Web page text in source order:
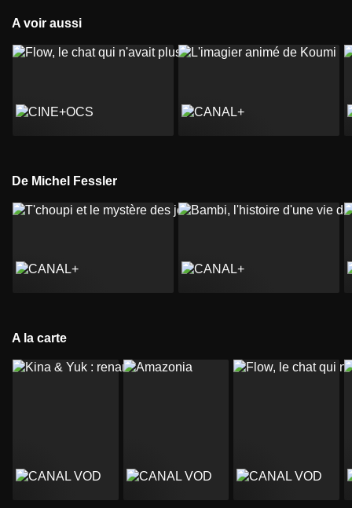
A voir aussi
De Michel Fessler
A la carte